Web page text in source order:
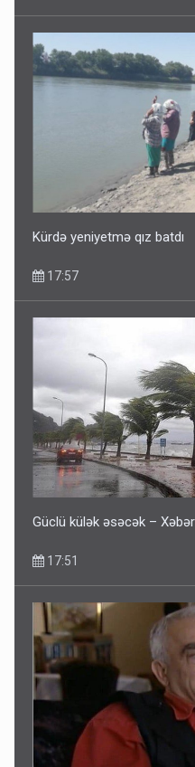
Dünyanı idarə edənlər
14:22
Fırıldaqçıların yeni silahı:
əvvəl diqqətli olun
10:56
Kürdə yeniyetmə qız batdı
17:57
Güclü külək əsəcək –
17:51